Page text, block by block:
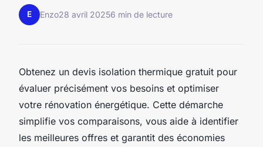
E Enzo28 avril 20256 min de lecture
Obtenez un devis isolation thermique gratuit pour
évaluer précisément vos besoins et optimiser
votre rénovation énergétique. Cette démarche
simplifie vos comparaisons, vous aide à identifier
les meilleures offres et garantit des économies